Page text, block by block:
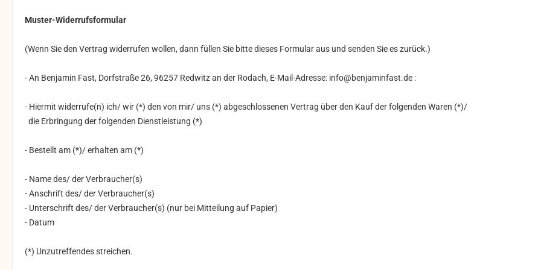
Muster-Widerrufsformular
(Wenn Sie den Vertrag widerrufen wollen, dann füllen Sie bitte dieses Formular aus und senden Sie es zurück.)
- An Benjamin Fast, Dorfstraße 26, 96257 Redwitz an der Rodach, E-Mail-Adresse: info@benjaminfast.de :
- Hiermit widerrufe(n) ich/ wir (*) den von mir/ uns (*) abgeschlossenen Vertrag über den Kauf der folgenden Waren (*)/
die Erbringung der folgenden Dienstleistung (*)
- Bestellt am (*)/ erhalten am (*)
- Name des/ der Verbraucher(s)
- Anschrift des/ der Verbraucher(s)
- Unterschrift des/ der Verbraucher(s) (nur bei Mitteilung auf Papier)
- Datum
(*) Unzutreffendes streichen.